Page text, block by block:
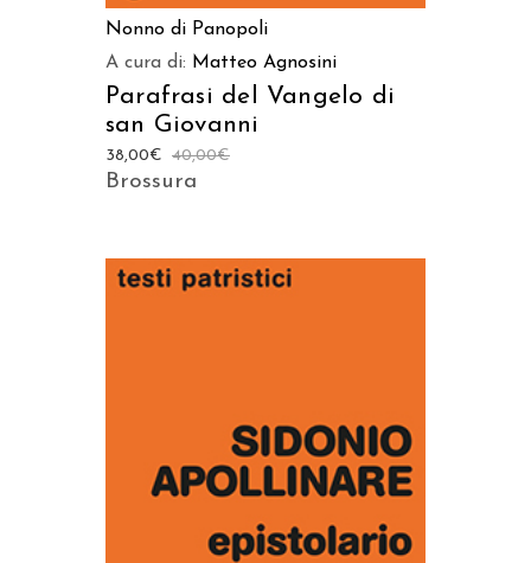
Nonno di Panopoli
A cura di: Matteo Agnosini
Parafrasi del Vangelo di
san Giovanni
40,00€
38,00€
Brossura
AGGIUNGI AL CARRELLO